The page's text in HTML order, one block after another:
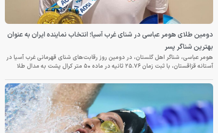
دومین طلای هومر عباسی در شنای غرب آسیا؛ انتخاب نماینده ایران به عنوان
بهترین شناگر پسر
هومر عباسی، شناگر اهل گلستان، در دومین روز رقابت‌های شنای قهرمانی غرب آسیا در
آستانه قزاقستان، با ثبت زمان ۲۵.۷۶ ثانیه در ماده ۵۰ متر کرال پشت به مدال طلا